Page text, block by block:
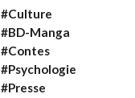
#Culture
#BD-Manga
#Contes
#Psychologie
#Presse